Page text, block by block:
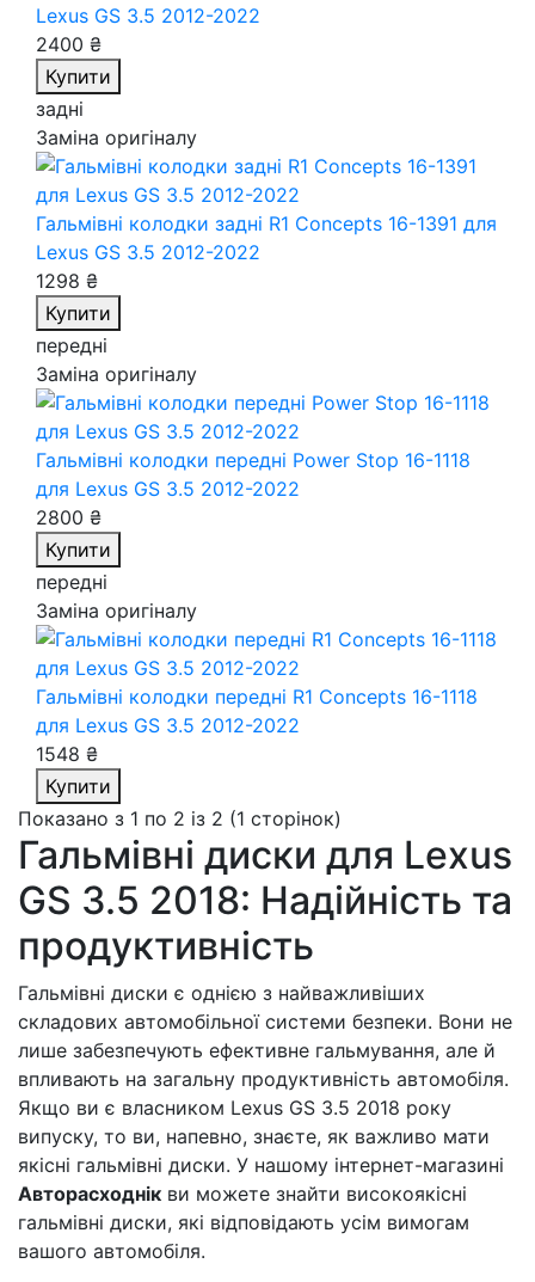
Lexus GS 3.5 2012-2022
2400 ₴
Купити
задні
Заміна оригіналу
Гальмівні колодки задні R1 Concepts 16-1391 для
Lexus GS 3.5 2012-2022
1298 ₴
Купити
передні
Заміна оригіналу
Гальмівні колодки передні Power Stop 16-1118
для Lexus GS 3.5 2012-2022
2800 ₴
Купити
передні
Заміна оригіналу
Гальмівні колодки передні R1 Concepts 16-1118
для Lexus GS 3.5 2012-2022
1548 ₴
Купити
Показано з 1 по 2 із 2 (1 сторінок)
Гальмівні диски для Lexus
GS 3.5 2018: Надійність та
продуктивність
Гальмівні диски є однією з найважливіших
складових автомобільної системи безпеки. Вони не
лише забезпечують ефективне гальмування, але й
впливають на загальну продуктивність автомобіля.
Якщо ви є власником Lexus GS 3.5 2018 року
випуску, то ви, напевно, знаєте, як важливо мати
якісні гальмівні диски. У нашому інтернет-магазині
Авторасходнік ви можете знайти високоякісні
гальмівні диски, які відповідають усім вимогам
вашого автомобіля.